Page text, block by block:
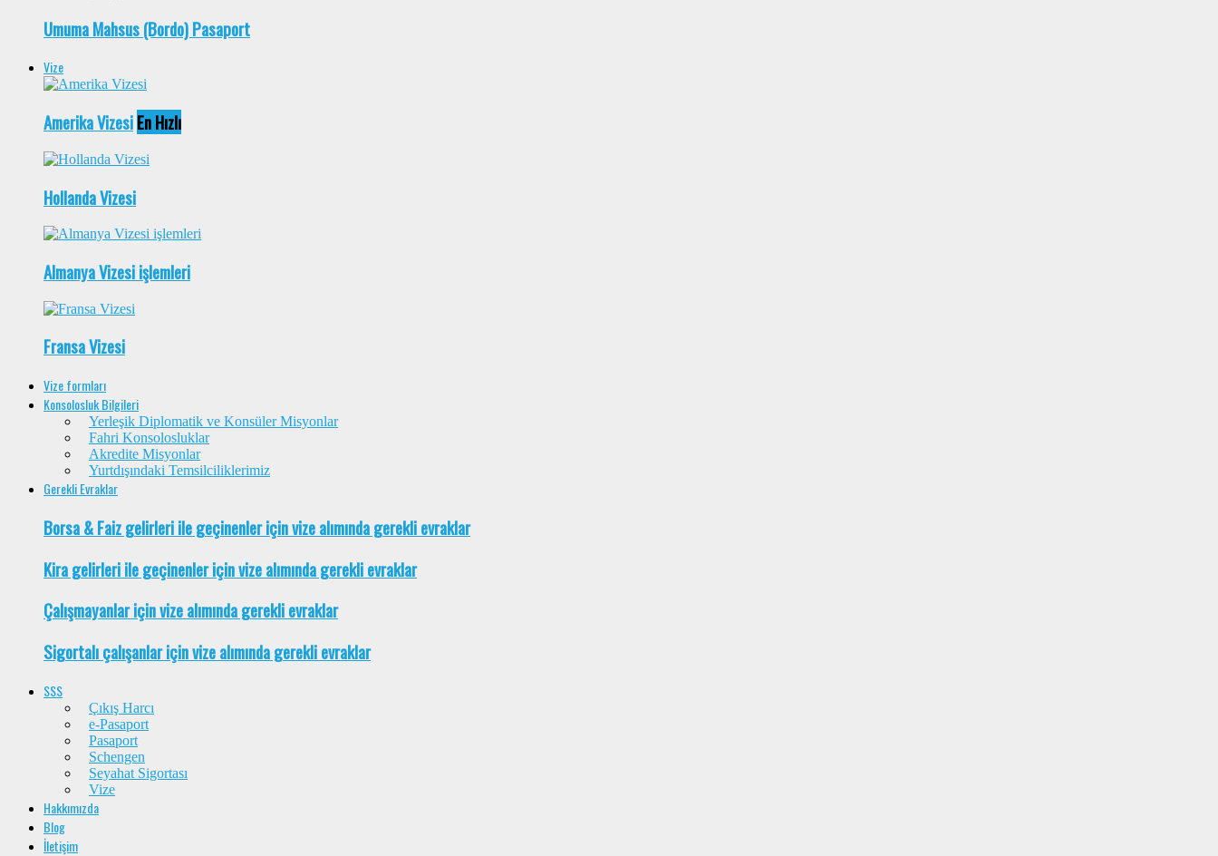
Umuma Mahsus (Bordo) Pasaport
Vize
Amerika VizesiEn Hızlı
Hollanda Vizesi
Almanya Vizesi işlemleri
Fransa Vizesi
Vize formları
Konsolosluk Bilgileri
Yerleşik Diplomatik ve Konsüler Misyonlar
Fahri Konsolosluklar
Akredite Misyonlar
Yurtdışındaki Temsilciliklerimiz
Gerekli Evraklar
Borsa & Faiz gelirleri ile geçinenler için vize alımında gerekli evraklar
Kira gelirleri ile geçinenler için vize alımında gerekli evraklar
Çalışmayanlar için vize alımında gerekli evraklar
Sigortalı çalışanlar için vize alımında gerekli evraklar
SSS
Çıkış Harcı
e-Pasaport
Pasaport
Schengen
Seyahat Sigortası
Vize
Hakkımızda
Blog
İletişim